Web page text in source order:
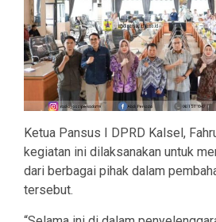
Ketua Pansus I DPRD Kalsel,
kegiatan ini dilaksanakan untuk
dari berbagai pihak dalam
tersebut.